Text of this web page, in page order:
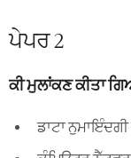
ਪੇਪਰ 2
ਕੀ ਮੁਲਾਂਕਣ ਕੀਤਾ
ਡਾਟਾ